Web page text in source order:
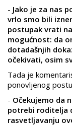
- Jako je za nas
vrlo smo bili
postupak vrati
mogućnost: da
dotadašnjih
očekivati, osim
Tada je
ponovljenog
- Očekujemo da
potrebi roditelja
rasvetljavanju